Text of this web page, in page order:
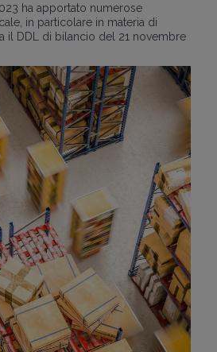
ha apportato numerose
in particolare in materia di
il DDL di bilancio del 21 novembre